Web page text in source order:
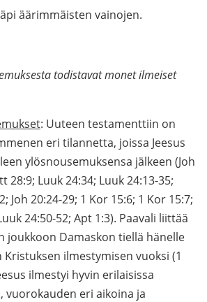
äärimmäisten vainojen.
todistavat monet ilmeiset
: Uuteen testamenttiin on
eri tilannetta, joissa Jeesus
ylösnousemuksensa jälkeen (Joh
28:9; Luuk 24:34; Luuk 24:13-35;
Joh 20:24-29; 1 Kor 15:6; 1 Kor 15:7;
24:50-52; Apt 1:3). Paavali liittää
joukkoon Damaskon tiellä hänelle
ilmestymisen vuoksi (1
ilmestyi hyvin erilaisissa
vuorokauden eri aikoina ja